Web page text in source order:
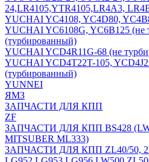
24,LR4105,YTR4105,LR4A3,
YUCHAI YC4108, YC4D80,
YUCHAI YC6108G, YC6B125 (не
(турбированный)
YUCHAI YCD4R11G-68 (не
YUCHAI YCD4T22T-105,
(турбированный)
YUNNEI
ЯМЗ
ЗАПЧАСТИ ДЛЯ КПП
ZF
ЗАПЧАСТИ ДЛЯ КПП BS428
MITSUBER ML333)
ЗАПЧАСТИ ДЛЯ КПП ZL40/50,